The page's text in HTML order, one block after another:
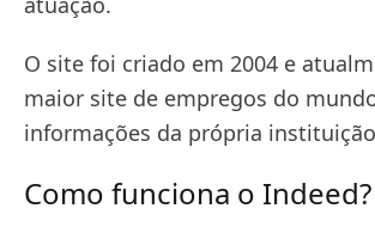
O site foi criado em 2004 e
maior site de empregos do
informações da própria
Como funciona o Indeed?